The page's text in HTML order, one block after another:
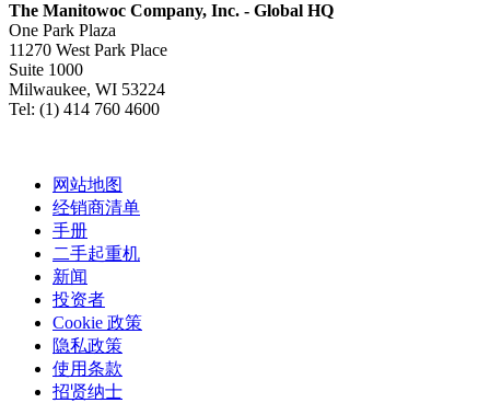
The Manitowoc Company, Inc. - Global HQ
One Park Plaza
11270 West Park Place
Suite 1000
Milwaukee, WI 53224
Tel: (1) 414 760 4600
网站地图
经销商清单
手册
二手起重机
新闻
投资者
Cookie 政策
隐私政策
使用条款
招贤纳士